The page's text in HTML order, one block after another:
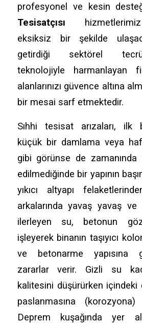
profesyonel ve kesin
Tesisatçısı
eksiksiz bir şekilde
getirdiği sektörel
teknolojiyle harmanlayan
alanlarınızı güvence altına
bir mesai sarf etmektedir.
Sıhhi tesisat arızaları, ilk
küçük bir damlama veya
gibi görünse de zamanında
edilmediğinde bir yapının
yıkıcı altyapı
arkalarında yavaş yavaş
ilerleyen su, betonun
işleyerek binanın taşıyıcı
ve betonarme yapısına
zararlar verir. Gizli su
kalitesini düşürürken içindeki
paslanmasına
Deprem kuşağında yer